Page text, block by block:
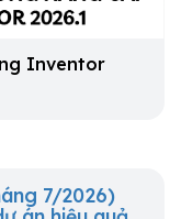
Inventor
7/2026)